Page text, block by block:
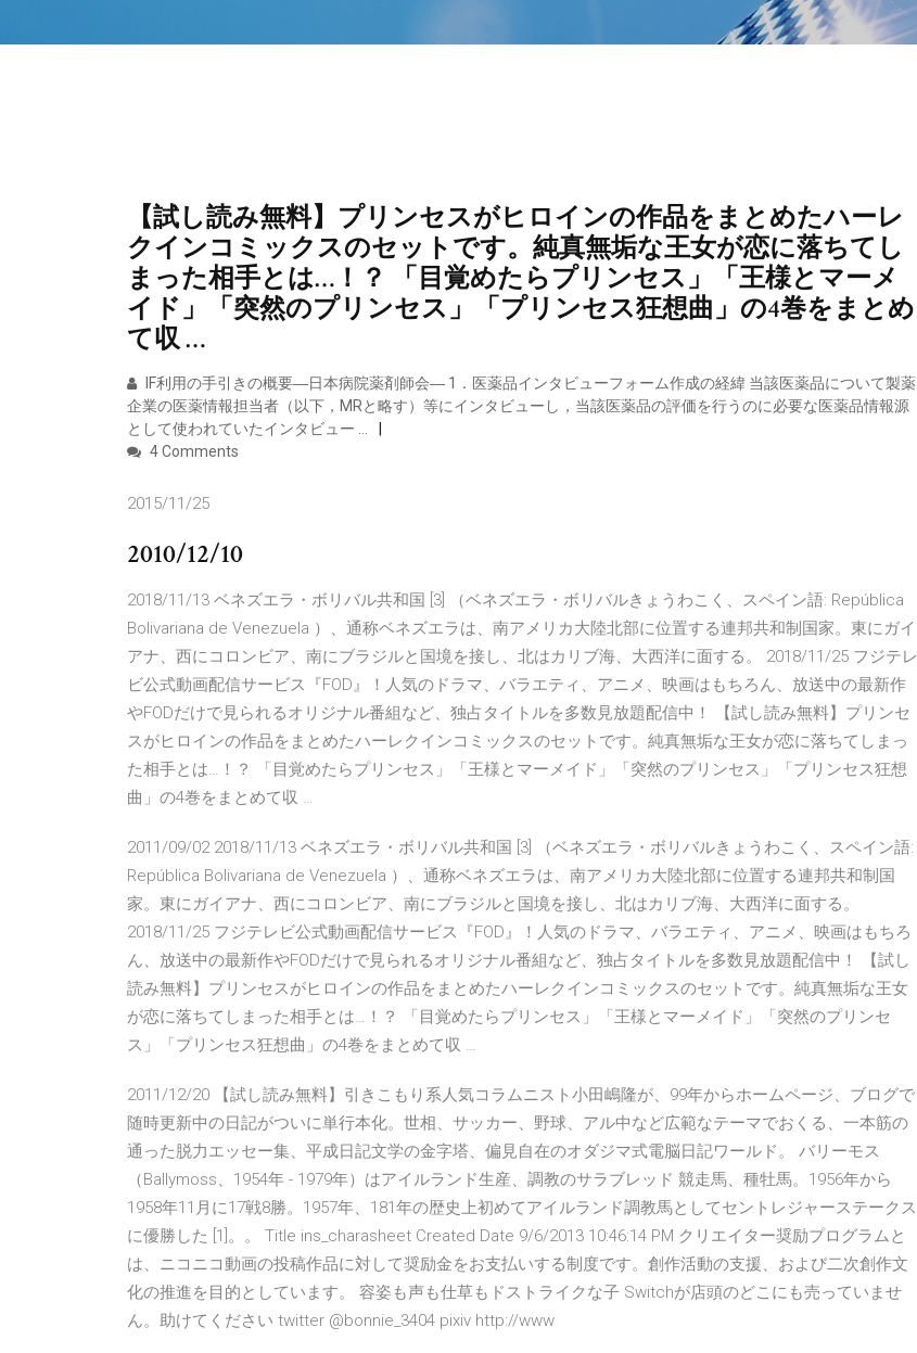
【試し読み無料】プリンセスがヒロインの作品をまとめたハーレ
クインコミックスのセットです。純真無垢な王女が恋に落ちてし
まった相手とは…！？ 「目覚めたらプリンセス」「王様とマーメ
イド」「突然のプリンセス」「プリンセス狂想曲」の4巻をまとめ
て収 …
IF利用の手引きの概要―日本病院薬剤師会― 1．医薬品インタビューフォーム作成の経緯 当該医薬品について製薬
企業の医薬情報担当者（以下，MRと略す）等にインタビューし，当該医薬品の評価を行うのに必要な医薬品情報源
として使われていたインタビュー …
4 Comments
2015/11/25
2010/12/10
2018/11/13 ベネズエラ・ボリバル共和国 [3] （ベネズエラ・ボリバルきょうわこく、スペイン語: República
Bolivariana de Venezuela ）、通称ベネズエラは、南アメリカ大陸北部に位置する連邦共和制国家。東にガイ
アナ、西にコロンビア、南にブラジルと国境を接し、北はカリブ海、大西洋に面する。 2018/11/25 フジテレ
ビ公式動画配信サービス『FOD』！人気のドラマ、バラエティ、アニメ、映画はもちろん、放送中の最新作
やFODだけで見られるオリジナル番組など、独占タイトルを多数見放題配信中！ 【試し読み無料】プリンセ
スがヒロインの作品をまとめたハーレクインコミックスのセットです。純真無垢な王女が恋に落ちてしまっ
た相手とは…！？ 「目覚めたらプリンセス」「王様とマーメイド」「突然のプリンセス」「プリンセス狂想
曲」の4巻をまとめて収 …
2011/09/02 2018/11/13 ベネズエラ・ボリバル共和国 [3] （ベネズエラ・ボリバルきょうわこく、スペイン語:
República Bolivariana de Venezuela ）、通称ベネズエラは、南アメリカ大陸北部に位置する連邦共和制国
家。東にガイアナ、西にコロンビア、南にブラジルと国境を接し、北はカリブ海、大西洋に面する。
2018/11/25 フジテレビ公式動画配信サービス『FOD』！人気のドラマ、バラエティ、アニメ、映画はもちろ
ん、放送中の最新作やFODだけで見られるオリジナル番組など、独占タイトルを多数見放題配信中！ 【試し
読み無料】プリンセスがヒロインの作品をまとめたハーレクインコミックスのセットです。純真無垢な王女
が恋に落ちてしまった相手とは…！？ 「目覚めたらプリンセス」「王様とマーメイド」「突然のプリンセ
ス」「プリンセス狂想曲」の4巻をまとめて収 …
2011/12/20 【試し読み無料】引きこもり系人気コラムニスト小田嶋隆が、99年からホームページ、ブログで
随時更新中の日記がついに単行本化。世相、サッカー、野球、アル中など広範なテーマでおくる、一本筋の
通った脱力エッセー集、平成日記文学の金字塔、偏見自在のオダジマ式電脳日記ワールド。 バリーモス
（Ballymoss、1954年 - 1979年）はアイルランド生産、調教のサラブレッド 競走馬、種牡馬。1956年から
1958年11月に17戦8勝。1957年、181年の歴史上初めてアイルランド調教馬としてセントレジャーステークス
に優勝した [1]。。 Title ins_charasheet Created Date 9/6/2013 10:46:14 PM クリエイター奨励プログラムと
は、ニコニコ動画の投稿作品に対して奨励金をお支払いする制度です。創作活動の支援、および二次創作文
化の推進を目的としています。 容姿も声も仕草もドストライクな子 Switchが店頭のどこにも売っていませ
ん。助けてください twitter @bonnie_3404 pixiv http://www